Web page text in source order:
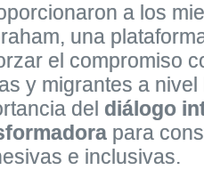
a los
una
el compromiso
y migrantes a
del diálogo
para
e inclusivas.